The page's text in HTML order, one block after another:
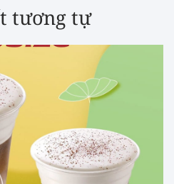
tương tự